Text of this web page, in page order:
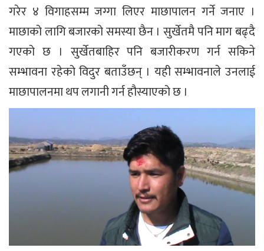
गरेर ४ विगाहसम्म जग्गा लिएर माछापालन गर्ने जनाए ।
माछाको लागि बजारको समस्या छैन । सुर्खेतमै पनि माग बढ्दै
गएको छ । सुर्खेतबाहिर पनि बजारीकरण गर्न सकिने
सम्भावना रहेको विदुर बताउँछन् । यही सम्भावनाले उनलाई
माछापालनमा थप लगानी गर्न हौस्याएको छ ।